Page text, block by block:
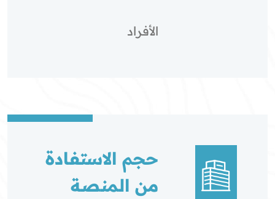
الأفراد
حجم الاستفادة
من المنصة